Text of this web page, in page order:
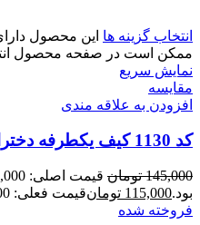
انتخاب گزینه ها این محصول
ممکن است در صفحه محصول
نمایش سریع
مقايسه
افزودن به علاقه مندی
کد 1130 کیف یکطرفه دخترانه LV
145,000 تومان
بود.115,000 تومانقیمت فعلی: 115,000 تومان.
فروخته شده